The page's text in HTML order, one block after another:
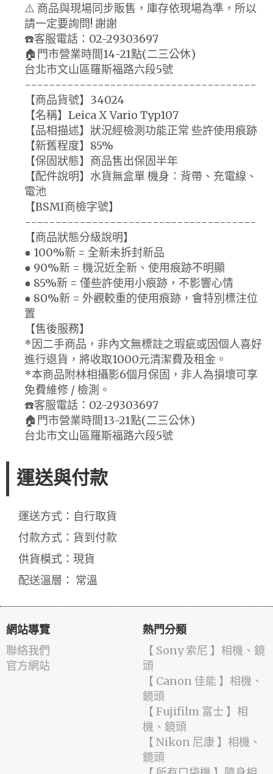
⚠️ 商品與現場同步販售，庫存依現場為準，所以
請一定要詢問! 謝謝
☎️客服電話：02-29303697
🏠門市營業時間14-21點(二三公休)
台北市文山區羅斯福路六段5號
--------------------------------------
【商品貨號】34024
【名稱】Leica X Vario Typ107
【品相描述】狀況經檢測功能正常 些許使用痕跡
【新舊程度】85%
【保固狀態】商品售出保固半年
【配件說明】水貨無盒單 機身：背帶、充電線、
電池
【BSMI商檢字號】
--------------------------------------
【商品狀態分級說明】
● 100%新 = 全新未拆封新品
● 90%新 = 機況近全新、使用痕跡不明顯
● 85%新 = 僅些許使用小痕跡，不影響心情
● 80%新 = 外觀較重的使用痕跡，會特別標注位
置
【售後服務】
*因二手商品，非內文無標註之瑕疵或因個人喜好
進行退貨，將收取1000元清潔費及租金。
*本商品附林相攝影6個月保固，非人為損壞可享
免費維修 / 檢測。
☎️客服電話：02-29303697
🏠門市營業時間13-21點(二三公休)
台北市文山區羅斯福路六段5號
運送與付款
運送方式：自行取貨
付款方式：貨到付款
供貨模式：現貨
配送溫層： 常溫
網站導覽
聯絡我們
官方網站
熱門分類
【 Sony 索尼 】相機、鏡
頭
【 Canon 佳能 】相機、
鏡頭
【 Fujifilm 富士 】相
機、鏡頭
【 Nikon 尼康 】相機、
鏡頭